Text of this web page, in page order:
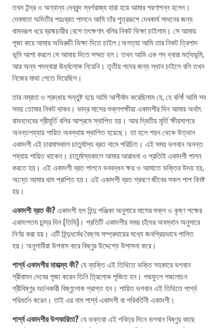
তখন ইন্দ্র ও অন্যান্য দেববৃন্দ স্বর্গরাজ্য হারা হয়ে আমার শরণাপন্ন হলেন।
দেবমাতা অদিতীর পয়ঃব্রত পালনে আমি তাঁর পুত্ররূপে দেবকার্য সাধনের জন্য
বামনরূপ ধরে ব্রহ্মচারীর বেশে তৎক্ষণাৎ বলির নিকট ভিক্ষা চাইলাম। সে আমায়
পূজা করে আমার অভিরুচী ভিক্ষা দিতে চাইল।অগত্যা আমি তার নিকট ত্রিপাদ
ভূমি আশা করলে সে আমায় দিতে সম্মত হল। তখন আমি এক পদ দ্বারা মর্ত্যভূমি,
আর অন্য পদদ্বারা ঊর্ধ্বলোক নিয়েনি। তৃতীয় পদের জন্য স্থান চাইলে বলি তখন
নিজের মাথা পেতে দিয়েছিল।
তার নম্রতা ও শ্রদ্ধায় সন্তুষ্ট হয়ে আমি আশীর্বাদ করেছিলাম যে, হে বলি! আমি সব
সময় তোমার নিকট থাকব। ভাদ্র মাসের শুক্লপক্ষীয়া একাদশীর দিন আমার অর্থাৎ
বামনদেবের শ্রীমূর্তি বলির আশ্রমে স্থাপিত হয়। আর দ্বিতীয় মূর্তি ক্ষীরসাগরে
অনন্তশয্যায় শায়িত অবস্থায় স্থাপিত হয়েছে। তা হলে শয়ন থেকে উত্থান
একাদশী এই চারমাসকাল চাতুর্মাস্য ব্রত নামে পরিচিত। এই সময় ভগবান অনন্ত
শয্যায় শায়িত থাকেন। চাতুর্মাস্যকালে আমার আরাধনা ও প্রতিটা একাদশী পালন
করতে হয়। এই একাদশী ব্রত পালনে ভববন্ধন ক্ষয় ও আমাতে ভক্তির উদয় হয়,
অন্তে আমার ধাম প্রাপ্তি হয়। এই একাদশী ব্রত শ্রবণে জীবের সকল পাপ বিনষ্ট
হয়।
একাদশী ব্রত কী?একাদশী হল হিন্দু পঞ্জিকা অনুসারে মাসের শুক্ল ও কৃষ্ণ পক্ষের
একাদশতম চান্দ্র দিন (তিথি)। প্রতিটি একাদশীর সময় চাঁদের অবস্থান অনুসারে
নির্ণয় করা হয়। এটি হিন্দুধর্মের বৈষ্ণব সম্প্রদায়ের মধ্যে জনপ্রিয়ভাবে পালিত
হয়। অনুগামীরা উপবাস করে বিষ্ণুর উদ্দেশ্যে উপাসনা করে।
পার্শ্ব একাদশীর মাহাত্ম্য কী?যে ব্যক্তি এই তিথিতে ভক্তি সহকারে ভগবান
শ্রীবামন দেবের পূজা করেন তিনি ত্রিলোক পূজিত হন। পদ্মফুলে পদ্মলোচন
শ্রীবিষ্ণুর অর্চনকারী বিষ্ণুলোক প্রাপ্ত হন। শায়িত ভগবান এই তিথিতে পার্শ্ব
পরিবর্তন করেন। তাই এর নাম পার্শ্ব একাদশী বা পরিবর্তিনী একাদশী।
পার্শ্ব একাদশীর উপকারিতা?যে ভক্তরা এই পবিত্র দিনে ভগবান বিষ্ণুর কাছে